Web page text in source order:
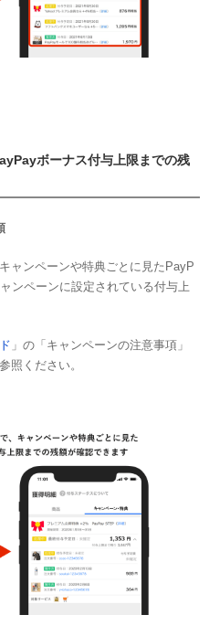
ボーナス付与上限までの残
ャンペーンや特典ごとに見たPayP
ンペーンに設定されている付与上
」の「キャンペーンの注意事項」
照ください。